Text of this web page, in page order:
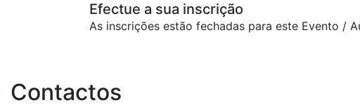
Efectue a sua inscrição
As inscrições estão fechadas para este Evento /
Contactos